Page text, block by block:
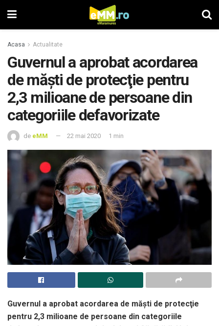
Acasa Actualitate
Guvernul a aprobat acordarea
de măşti de protecţie pentru
2,3 milioane de persoane din
categoriile defavorizate
de eMM 22 mai 2020 1 min
Guvernul a aprobat acordarea de măşti de protecţie
pentru 2,3 milioane de persoane din categoriile